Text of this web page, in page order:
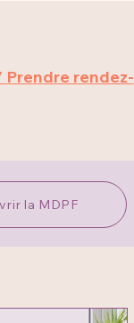
Prendre rendez-
la MDPF